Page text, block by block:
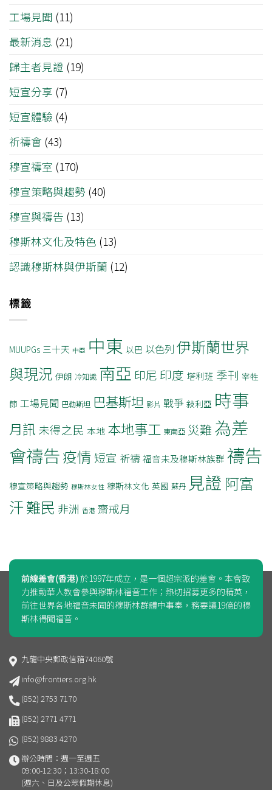
工場見聞 (11)
最新消息 (21)
歸主者見證 (19)
短宣分享 (7)
短宣體驗 (4)
祈禱會 (43)
穆宣禱室 (170)
穆宣策略與趨勢 (40)
穆宣與禱告 (13)
穆斯林文化及特色 (13)
認識穆斯林與伊斯蘭 (12)
標籤
MUUPGs 三十天 中亞 中東 以巴 以色列 伊斯蘭世界
與現況 伊朗 冷知識 南亞 印尼 印度 塔利班 季刊 宰牲
節 工場見聞 巴勒斯坦 巴基斯坦 影片 戰爭 敍利亞 時事
月訊 未得之民 本地 本地事工 東南亞 災難 為差
會禱告疫情 短宣 祈禱福音未及穆斯林族群 禱告
穆宣策略與趨勢 穆斯林女性 穆斯林文化 英國 蘇丹 見證 阿富
汗難民 非洲 香港 齋戒月
前線差會(香港) 於1997年成立，是一個超宗派的差會。本會致
力推動華人教會參與穆斯林福音工作；熱切招募更多的精英，
前往世界各地福音未聞的穆斯林群體中事奉，務要讓19億的穆
斯林得聞福音。
九龍中央郵政信箱74060號
info@frontiers.org.hk
(852) 2753 7170
(852) 2771 4771
(852) 9883 4270
辦公時間：週一至週五
09:00-12:30；13:30-18:00
(週六、日及公眾假期休息)